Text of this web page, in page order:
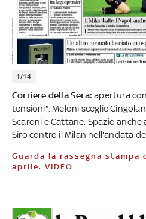
1/14
Corriere della Sera:apertura
tensioni". Meloni sceglie
Scaroni e Cattane. Spazio anche
Siro contro il Milan nell'andata
Guarda la rassegna stampa di Sky TG24 del 13
aprile. VIDEO